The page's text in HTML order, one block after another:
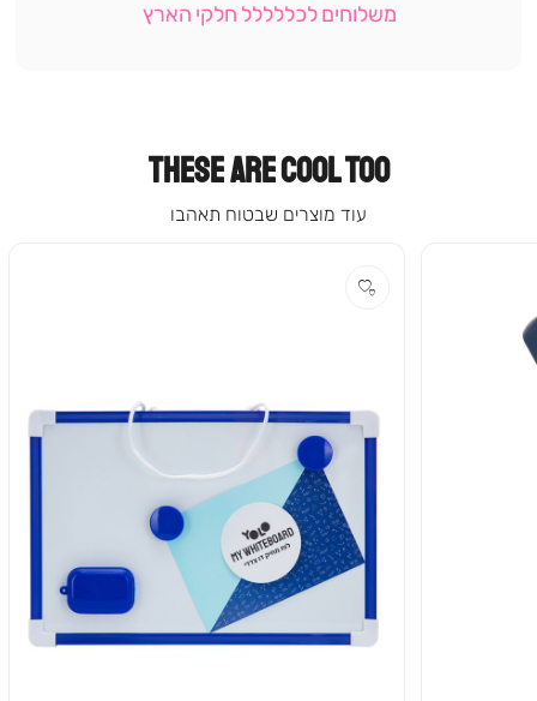
-
משלוחים לכללללל חלקי הארץ
THESE ARE COOL TOO
עוד מוצרים שבטוח תאהבו